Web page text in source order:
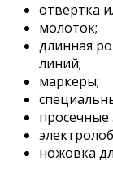
отвертка
молоток;
длинная
линий;
маркеры;
ножовка